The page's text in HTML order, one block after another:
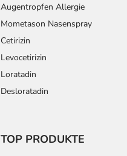
Augentropfen Allergie
Mometason Nasenspray
Cetirizin
Levocetirizin
Loratadin
Desloratadin
TOP PRODUKTE